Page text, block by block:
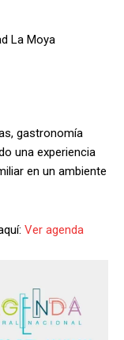
La Moya
gastronomía
una experiencia
en un ambiente
Ver agenda